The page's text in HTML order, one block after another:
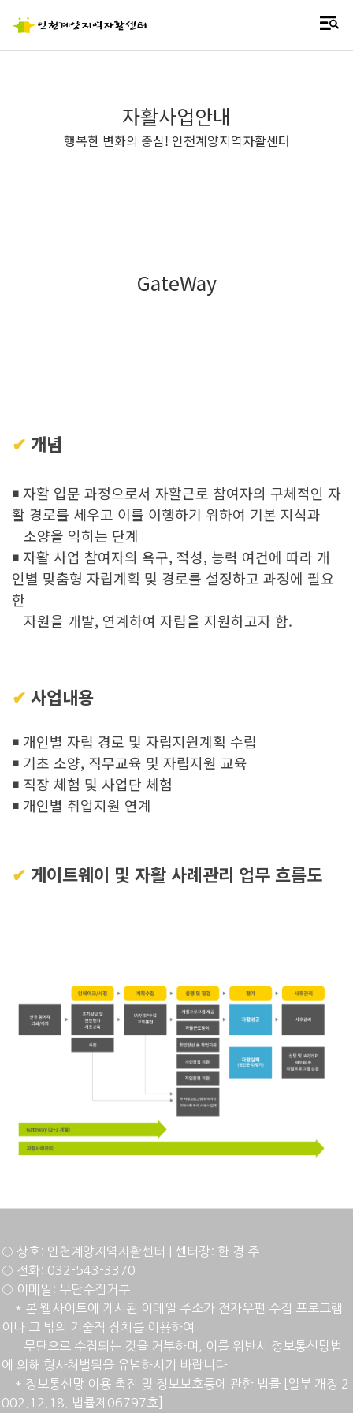
자활사업안내
행복한 변화의 중심! 인천계양지역자활센터
GateWay
✔︎ 개념
◾ 자활 입문 과정으로서 자활근로 참여자의 구체적인 자
활 경로를 세우고 이를 이행하기 위하여 기본 지식과
소양을 익히는 단계
◾ 자활 사업 참여자의 욕구, 적성, 능력 여건에 따라 개
인별 맞춤형 자립계획 및 경로를 설정하고 과정에 필요
한
자원을 개발, 연계하여 자립을 지원하고자 함.
✔︎ 사업내용
◾ 개인별 자립 경로 및 자립지원계획 수립
◾ 기초 소양, 직무교육 및 자립지원 교육
◾ 직장 체험 및 사업단 체험
◾ 개인별 취업지원 연계
✔︎ 게이트웨이 및 자활 사례관리 업무 흐름도
○ 상호: 인천계양지역자활센터 | 센터장: 한 경 주
○ 전화: 032-543-3370
○ 이메일: 무단수집거부
* 본 웹사이트에 게시된 이메일 주소가 전자우편 수집 프로그램
이나 그 밖의 기술적 장치를 이용하여
무단으로 수집되는 것을 거부하며, 이를 위반시 정보통신망법
에 의해 형사처벌됨을 유념하시기 바랍니다.
* 정 보통신망 이용 촉진 및 정보보호등에 관한 법률 [일부 개정 2
002.12.18. 법률제06797호]